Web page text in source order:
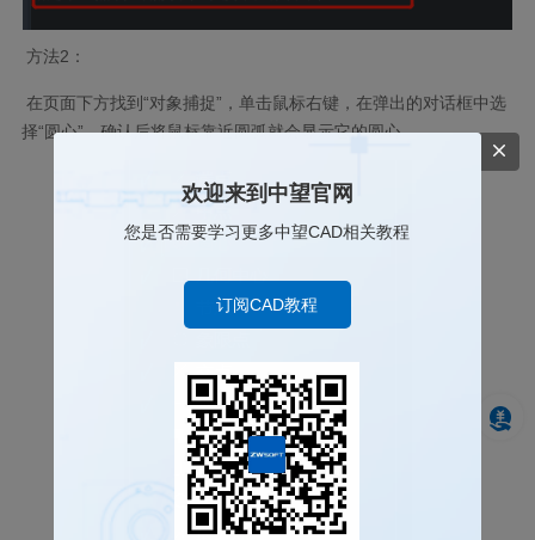
方法2：
在页面下方找到“对象捕捉”，单击鼠标右键，在弹出的对话框中选
择“圆心”，确认后将鼠标靠近圆弧就会显示它的圆心。
欢迎来到中望官网
您是否需要学习更多中望CAD相关教程
订阅CAD教程